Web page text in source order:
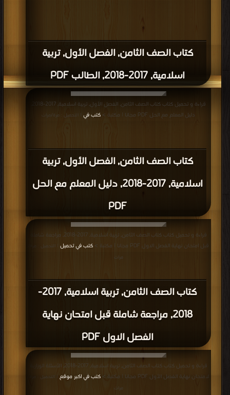
كتاب الصف الثامن, الفصل الأول, تربية
اسلامية, 2017-2018, الطالب PDF
كتاب الصف الثامن, الفصل الأول, تربية
اسلامية, 2017-2018, دليل المعلم مع الحل
PDF
دليل المعلم مع الحل PDF مجانا | مكتبة >
كتب في | التحميل : مرة/مرات
كتاب الصف الثامن, تربية اسلامية, 2017-
2018, مراجعة شاملة قبل امتحان نهاية
الفصل الاول PDF
قراءة و تحميل كتاب كتاب الصف الثامن, تربية اسلامية, 2017-2018, مراجعة شاملة
قبل امتحان نهاية الفصل الاول PDF مجانا | مكتبة >
كتب في تحميل
| التحميل : مرة/
مرات
قراءة و تحميل كتاب كتاب الصف الثامن, تربية اسلامية, 2017-2018, الأسئلة الوزارية
لامتحان نهاية الفصل الأول PDF مجانا | مكتبة >
كتب في اكبر موقع | التحميل : مرة/
مرات